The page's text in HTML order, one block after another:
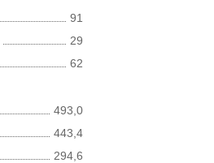
91
29
62
493,0
443,4
294,6